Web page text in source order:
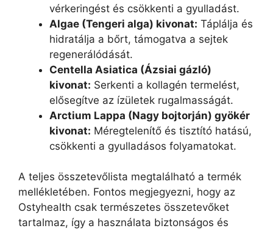
vérkeringést és csökkenti a gyulladást.
Algae (Tengeri alga) kivonat: Táplálja és
hidratálja a bőrt, támogatva a sejtek
regenerálódását.
Centella Asiatica (Ázsiai gázló)
kivonat: Serkenti a kollagén termelést,
elősegítve az ízületek rugalmasságát.
Arctium Lappa (Nagy bojtorján) gyökér
kivonat: Méregtelenítő és tisztító hatású,
csökkenti a gyulladásos folyamatokat.
A teljes összetevőlista megtalálható a termék
mellékletében. Fontos megjegyezni, hogy az
Ostyhealth csak természetes összetevőket
tartalmaz, így a használata biztonságos és